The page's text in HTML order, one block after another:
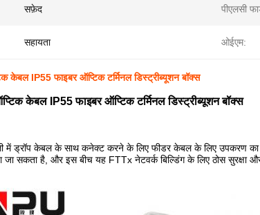
सफ़ेद पीएलसी
सहायता ओईएम:
केबल IP55 फाइबर ऑप्टिक टर्मिनल डिस्ट्रीब्यूशन बॉक्स
केबल IP55 फाइबर ऑप्टिक टर्मिनल डिस्ट्रीब्यूशन बॉक्स
में ड्रॉप केबल के साथ कनेक्ट करने के लिए फीडर केबल के लिए उपकरण का
जा सकता है, और इस बीच यह FTTx नेटवर्क बिल्डिंग के लिए ठोस सुरक्षा